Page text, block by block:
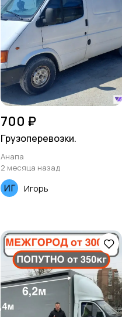
700 ₽
Грузоперевозки.
Анапа
2 месяца назад
Игорь